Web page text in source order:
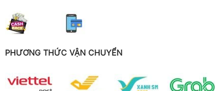
PHƯƠNG THỨC VẬN CHUYỂN